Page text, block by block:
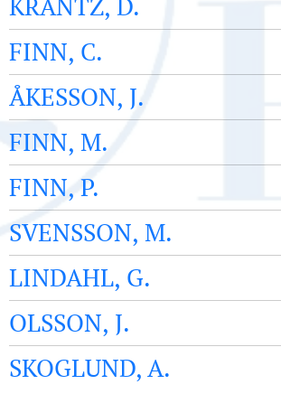
FINN, C.
ÅKESSON, J.
FINN, M.
FINN, P.
SVENSSON, M.
LINDAHL, G.
OLSSON, J.
SKOGLUND, A.